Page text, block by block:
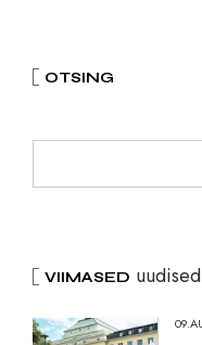
OTSING
VIIMASED uudised